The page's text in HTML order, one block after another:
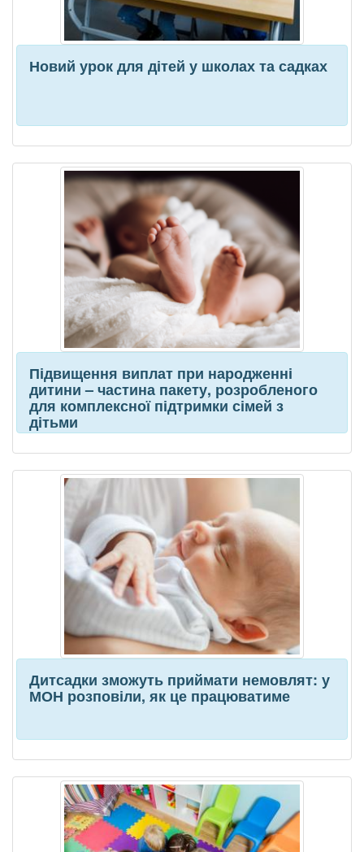
Новий урок для дітей у школах та садках
Підвищення виплат при народженні
дитини – частина пакету, розробленого
для комплексної підтримки сімей з
дітьми
Дитсадки зможуть приймати немовлят: у
МОН розповіли, як це працюватиме